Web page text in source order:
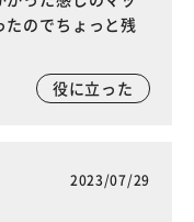
たのでちょっと残
役に立った
2023/07/29